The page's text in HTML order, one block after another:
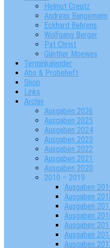
Helmut Creutz
Andreas Bangemann
Eckhard Behrens
Wolfgang Berger
Pat Christ
Günther Moewes
Terminkalender
Abo & Probeheft
Shop
Links
Archiv
Ausgaben 2026
Ausgaben 2025
Ausgaben 2024
Ausgaben 2023
Ausgaben 2022
Ausgaben 2021
Ausgaben 2020
2010 – 2019
Ausgaben
Ausgaben
Ausgaben
Ausgaben
Ausgaben
Ausgaben
Ausgaben